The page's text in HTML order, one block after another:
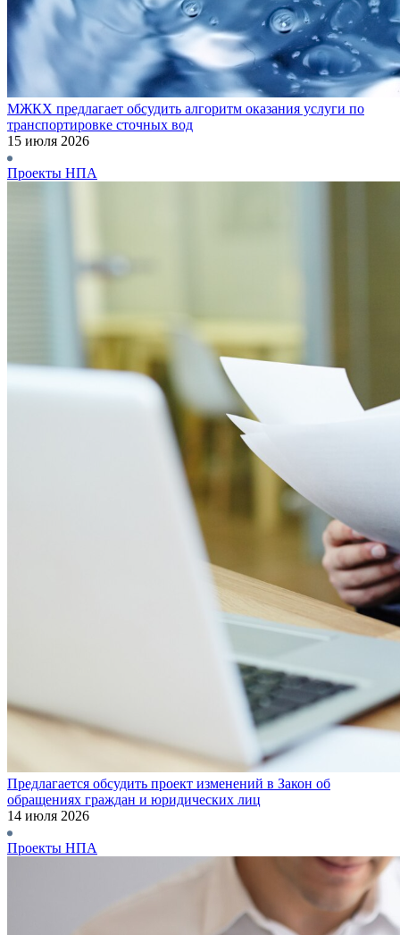
МЖКХ предлагает обсудить алгоритм оказания услуги по
транспортировке сточных вод
15 июля 2026
Проекты НПА
Предлагается обсудить проект изменений в Закон об
обращениях граждан и юридических лиц
14 июля 2026
Проекты НПА